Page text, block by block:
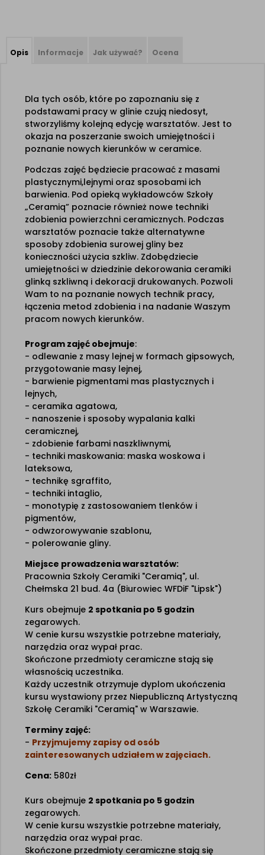
Opis Informacje Jak używać? Ocena
Dla tych osób, które po zapoznaniu się z
podstawami pracy w glinie czują niedosyt,
stworzyliśmy kolejną edycję warsztatów. Jest to
okazja na poszerzanie swoich umiejętności i
poznanie nowych kierunków w ceramice.
Podczas zajęć będziecie pracować z masami
plastycznymi,lejnymi oraz sposobami ich
barwienia. Pod opieką wykładowców Szkoły
„Ceramiq” poznacie również nowe techniki
zdobienia powierzchni ceramicznych. Podczas
warsztatów poznacie także alternatywne
sposoby zdobienia surowej gliny bez
konieczności użycia szkliw. Zdobędziecie
umiejętności w dziedzinie dekorowania ceramiki
glinką szkliwną i dekoracji drukowanych. Pozwoli
Wam to na poznanie nowych technik pracy,
łączenia metod zdobienia i na nadanie Waszym
pracom nowych kierunków.
Program zajęć obejmuje:
- odlewanie z masy lejnej w formach gipsowych,
przygotowanie masy lejnej,
- barwienie pigmentami mas plastycznych i
lejnych,
- ceramika agatowa,
- nanoszenie i sposoby wypalania kalki
ceramicznej,
- zdobienie farbami naszkliwnymi,
- techniki maskowania: maska woskowa i
lateksowa,
- technikę sgraffito,
- techniki intaglio,
- monotypię z zastosowaniem tlenków i
pigmentów,
- odwzorowywanie szablonu,
- polerowanie gliny.
Miejsce prowadzenia warsztatów:
Pracownia Szkoły Ceramiki "Ceramiq", ul.
Chełmska 21 bud. 4a (Biurowiec WFDiF "Lipsk")
Kurs obejmuje 2 spotkania po 5 godzin
zegarowych.
W cenie kursu wszystkie potrzebne materiały,
narzędzia oraz wypał prac.
Skończone przedmioty ceramiczne stają się
własnością uczestnika.
Każdy uczestnik otrzymuje dyplom ukończenia
kursu wystawiony przez Niepubliczną Artystyczną
Szkołę Ceramiki "Ceramiq" w Warszawie.
Terminy zajęć:
- Przyjmujemy zapisy od osób
zainteresowanych udziałem w zajęciach.
Cena: 580zł
Kurs obejmuje 2 spotkania po 5 godzin
zegarowych.
W cenie kursu wszystkie potrzebne materiały,
narzędzia oraz wypał prac.
Skończone przedmioty ceramiczne stają się